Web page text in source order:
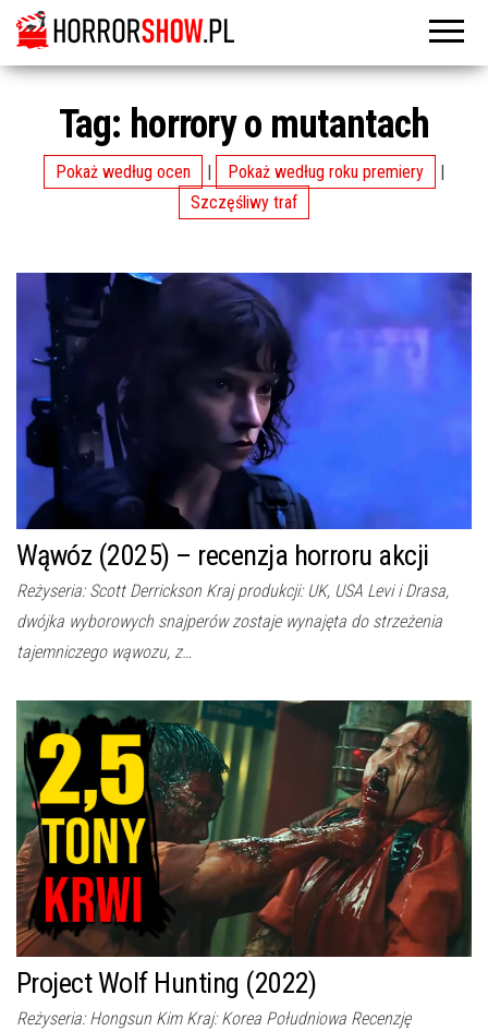
Tag: horrory o mutantach
Pokaż według ocen | Pokaż według roku premiery
|
Szczęśliwy traf
Wąwóz (2025) – recenzja horroru akcji
Reżyseria: Scott Derrickson Kraj produkcji: UK, USA Levi i Drasa,
dwójka wyborowych snajperów zostaje wynajęta do strzeżenia
tajemniczego wąwozu, z…
Project Wolf Hunting (2022)
Reżyseria: Hongsun Kim Kraj: Korea Południowa Recenzję